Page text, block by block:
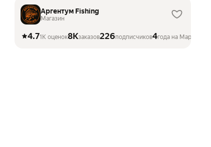
Аргентум Fishing
Магазин
4.71K оценок8Kзаказов226подписчиков4года на Маркете